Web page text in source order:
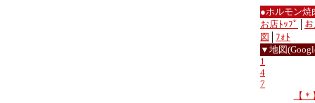
●ホルモン
お店ﾄｯﾌﾟ
図
ﾌｫﾄ
▼地図
1
4
7
【